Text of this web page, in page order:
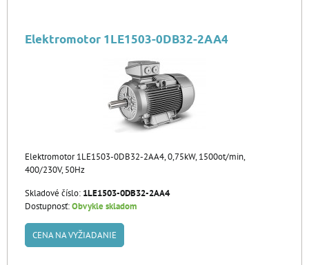
Elektromotor 1LE1503-0DB32-2AA4
Elektromotor 1LE1503-0DB32-2AA4, 0,75kW, 1500ot/min,
400/230V, 50Hz
Skladové číslo: 1LE1503-0DB32-2AA4
Dostupnosť:Obvykle skladom
CENA NA VYŽIADANIE